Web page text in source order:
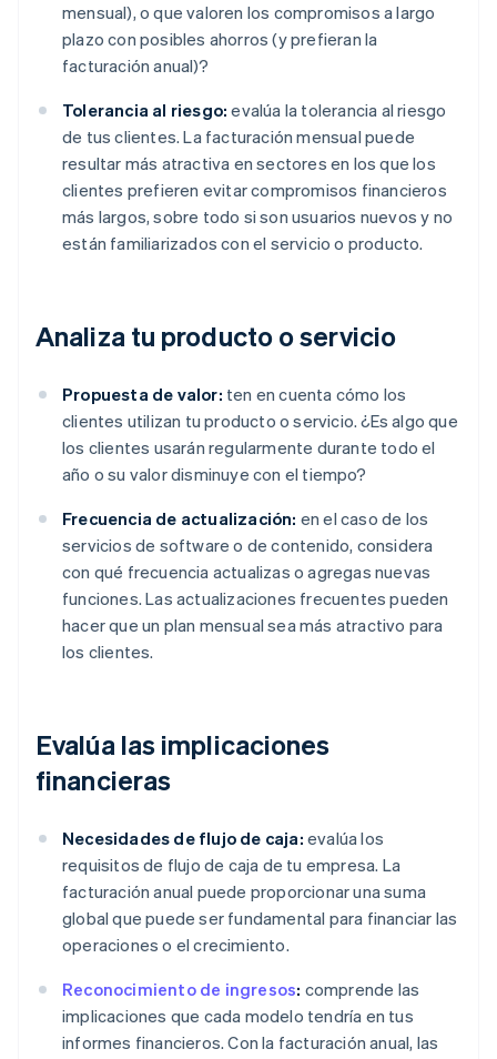
mensual), o que valoren los compromisos a largo
plazo con posibles ahorros (y prefieran la
facturación anual)?
Tolerancia al riesgo: evalúa la tolerancia al riesgo
de tus clientes. La facturación mensual puede
resultar más atractiva en sectores en los que los
clientes prefieren evitar compromisos financieros
más largos, sobre todo si son usuarios nuevos y no
están familiarizados con el servicio o producto.
Analiza tu producto o servicio
Propuesta de valor: ten en cuenta cómo los
clientes utilizan tu producto o servicio. ¿Es algo que
los clientes usarán regularmente durante todo el
año o su valor disminuye con el tiempo?
Frecuencia de actualización: en el caso de los
servicios de software o de contenido, considera
con qué frecuencia actualizas o agregas nuevas
funciones. Las actualizaciones frecuentes pueden
hacer que un plan mensual sea más atractivo para
los clientes.
Evalúa las implicaciones
financieras
Necesidades de flujo de caja: evalúa los
requisitos de flujo de caja de tu empresa. La
facturación anual puede proporcionar una suma
global que puede ser fundamental para financiar las
operaciones o el crecimiento.
Reconocimiento de ingresos: comprende las
implicaciones que cada modelo tendría en tus
informes financieros. Con la facturación anual, las